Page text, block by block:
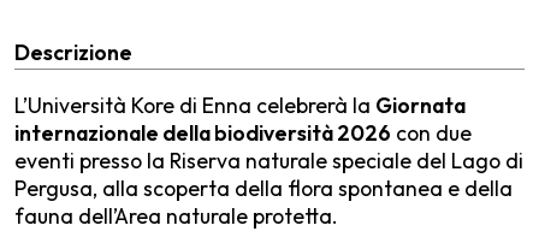
Descrizione
L’Università Kore di Enna celebrerà la Giornata
internazionale della biodiversità 2026 con due
eventi presso la Riserva naturale speciale del Lago di
Pergusa, alla scoperta della flora spontanea e della
fauna dell’Area naturale protetta.